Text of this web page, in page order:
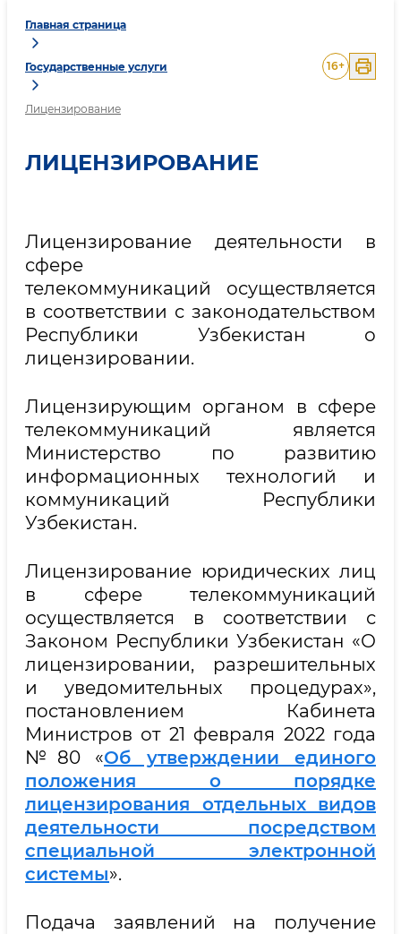
Главная страница
Государственные услуги
Лицензирование
16+
ЛИЦЕНЗИРОВАНИЕ
Лицензирование деятельности в
сфере
телекоммуникаций осуществляется
в соответствии с законодательством
Республики Узбекистан о
лицензировании.
Лицензирующим органом в сфере
телекоммуникаций является
Министерство по развитию
информационных технологий и
коммуникаций Республики
Узбекистан.
Лицензирование юридических лиц
в сфере телекоммуникаций
осуществляется в соответствии с
Законом Республики Узбекистан «О
лицензировании, разрешительных
и уведомительных процедурах»,
постановлением Кабинета
Министров от 21 февраля 2022 года
№80 «Об утверждении единого
положения о порядке
лицензирования отдельных видов
деятельности посредством
специальной электронной
системы».
Подача заявлений на получение